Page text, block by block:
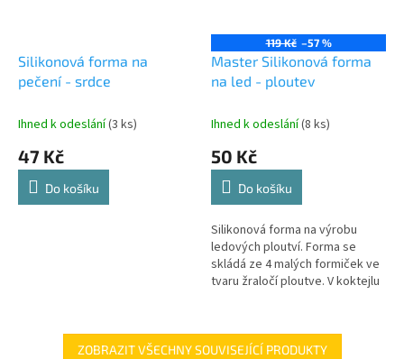
Silikonová forma na
pečení - srdce
Ihned k odeslání(3 ks)
47 Kč
Do košíku
119 Kč –57 %
Master Silikonová forma
na led - ploutev
Ihned k odeslání(8 ks)
50 Kč
Do košíku
Silikonová forma na výrobu
ledových ploutví. Forma se
skládá ze 4 malých formiček ve
tvaru žraločí ploutve. V koktejlu
ZOBRAZIT VŠECHNY SOUVISEJÍCÍ PRODUKTY